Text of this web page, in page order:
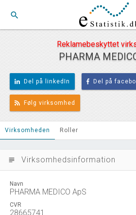
search
Reklamebeskyttet
PHARMA
Del på linkedIn Del på
Følg virksomhed
Virksomheden Roller
subject Virksomhedsinformation
Navn
PHARMA MEDICO ApS
CVR
28665741